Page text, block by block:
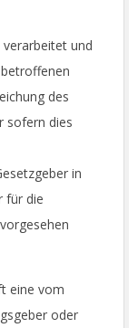
und
des
sofern dies
in
für die
eine vom
oder